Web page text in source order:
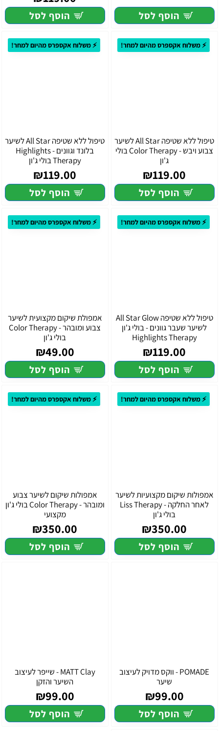
הוסף לסל הוסף לסל
⚡ משלוח אקספרס מהיום למחר!
טיפול ללא שטיפה All Star לשיער
צבוע ויבש - Color Therapy בולי
ג'ון
₪119.00
הוסף לסל
⚡ משלוח אקספרס מהיום למחר!
טיפול ללא שטיפה All Star לשיער
בלונד וגוונים - Highlights
Therapy בולי ג'ון
₪119.00
הוסף לסל
⚡ משלוח אקספרס מהיום למחר!
טיפול ללא שטיפה All Star Glow
לשיער שעבר גוונים - בולי ג'ון
Highlights Therapy
₪119.00
הוסף לסל
⚡ משלוח אקספרס מהיום למחר!
אמפולת שיקום מקצועית לשיער
צבוע ומובהר - Color Therapy
בולי ג'ון
₪49.00
הוסף לסל
⚡ משלוח אקספרס מהיום למחר!
אמפולות שיקום מקצועיות לשיער
לאחר החלקה - Liss Therapy
בולי ג'ון
₪350.00
הוסף לסל
⚡ משלוח אקספרס מהיום למחר!
אמפולות שיקום לשיער צבוע
ומובהר - Color Therapy בולי ג'ון
מקצועי
₪350.00
הוסף לסל
POMADE - ווקס מדויק לעיצוב
שיער
₪99.00
הוסף לסל
MATT Clay - שייפר לעיצוב
השיער והזקן
₪99.00
הוסף לסל